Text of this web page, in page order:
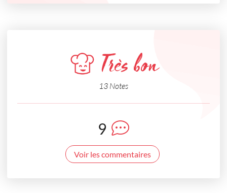
Très bon
13 Notes
9
Voir les commentaires